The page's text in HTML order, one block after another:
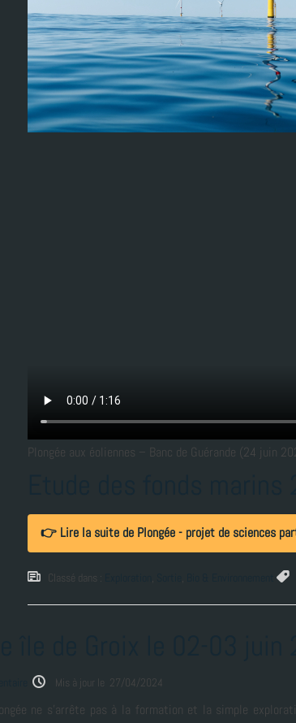
Plongée aux éoliennes – Banc de Guérande (24 juin
👉 Lire la suite de Plongée - projet de sciences
Classé dans : , ,
Mis à jour le 27/04/2024
ne s'arrête pas à la formation et la simple